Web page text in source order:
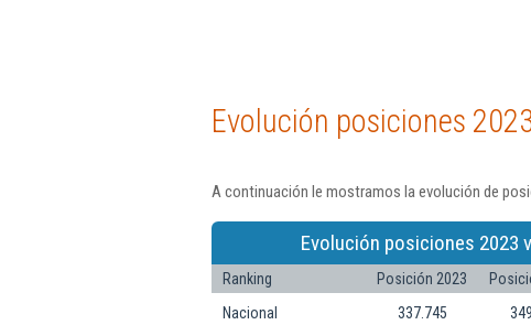
Evolución posiciones
A continuación le mostramos la evolución de
Evolución posiciones 2023
Ranking Posición 2023
Nacional
337.745